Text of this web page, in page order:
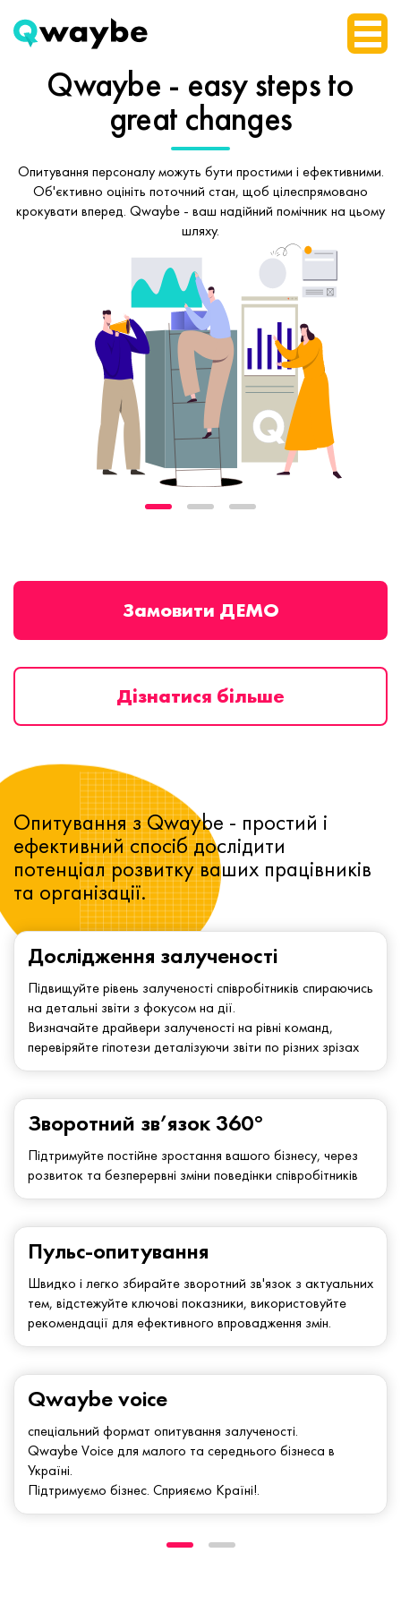
Qwaybe - easy stepsto
great changes
Опитування персоналу можуть бути простими і ефективними.
Об'єктивно оцініть поточний стан, щоб цілеспрямовано
крокувати вперед. Qwaybe - ваш надійний помічник на цьому
шляху.
Замовити ДЕМО
Дізнатися більше
Дослідження залученості
Підвищуйте рівень залученості співробітників спираючись
на детальні звіти з фокусом на дії.
Визначайте драйвери залученості на рівні команд,
перевіряйте гіпотези деталізуючи звіти по різних зрізах
Зворотний зв’язок 360°
Підтримуйте постійне зростання вашого бізнесу, через
розвиток та безперервні зміни поведінки співробітників
Опитування з Qwaybe - простий і
ефективний спосіб дослідити
потенціал розвитку ваших працівників
та організації.
Qwaybe voice
спеціальний формат опитування залученості.
Qwaybe Voice для малого та середнього бізнеса в
Україні.
Підтримуємо бізнес. Сприяємо Країні!.
Пульс-опитування
Швидко і легко збирайте зворотний зв'язок з актуальних
тем, відстежуйте ключові показники, використовуйте
рекомендації для ефективного впровадження змін.